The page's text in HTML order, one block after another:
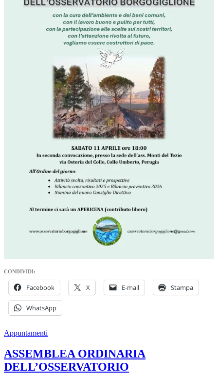
CONDIVIDI:
Facebook X E-mail Stampa
WhatsApp
Appuntamenti
ASSEMBLEA ORDINARIA
DELL’OSSERVATORIO